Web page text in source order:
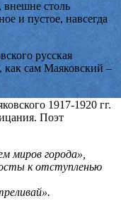
внешне столь
и пустое, навсегда
русская
как сам Маяковский –
1917-1920 гг.
Поэт
миров города»,
к отступленью